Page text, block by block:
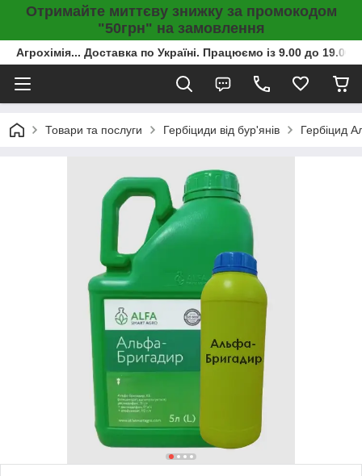
Отримайте миттєву знижку за промокодом
"50грн" на замовлення
Агрохімія... Доставка по Україні. Працюємо із 9.00 до
Товари та послуги Гербіциди від бур'янів Гербіцид